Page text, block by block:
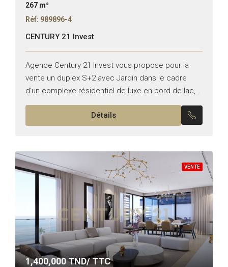
267 m²
Réf: 989896-4
CENTURY 21 Invest
Agence Century 21 Invest vous propose pour la
vente un duplex S+2 avec Jardin dans le cadre
d’un complexe résidentiel de luxe en bord de lac,
situé dans la nouvelle zone prestigieuse...
Détails
VENTE
1,400,000TND/ TTC